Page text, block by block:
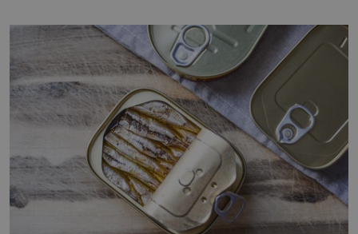
komunity. Brněnská Velká synagoga byla slavnostně otevřena